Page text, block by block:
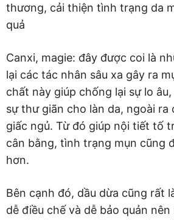
thương, cải thiện tình trạng da
quả
Canxi, magie: đây được coi là
lại các tác nhân sâu xa gây ra
chất này giúp chống lại sự lo
sự thư giãn cho làn da, ngoài ra
giấc ngủ. Từ đó giúp nội tiết tố
cân bằng, tình trạng mụn cũng
hơn.
Bên cạnh đó, dầu dừa cũng rất
dễ điều chế và dễ bảo quản